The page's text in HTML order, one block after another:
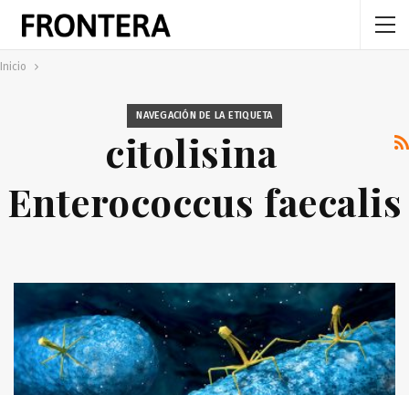
Inicio
NAVEGACIÓN DE LA ETIQUETA
citolisina
Enterococcus faecalis